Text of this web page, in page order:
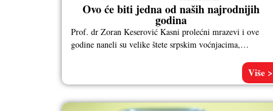
Ovo će biti jedna od naših najrodnijih
godina
Prof. dr Zoran Keserović Kasni prolećni mrazevi i ove
godine naneli su velike štete srpskim voćnjacima,
Više >